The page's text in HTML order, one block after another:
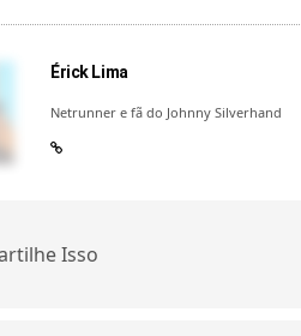
Érick Lima
Netrunner e fã do Johnny Silverhand
Isso